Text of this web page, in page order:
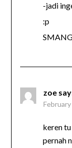
-jadi
:p
zoe
keren
pernah